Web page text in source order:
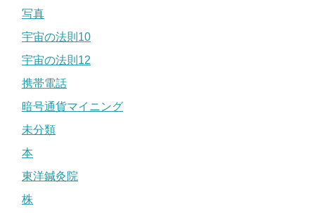
写真
宇宙の法則10
宇宙の法則12
携帯電話
暗号通貨マイニング
未分類
本
東洋鍼灸院
株